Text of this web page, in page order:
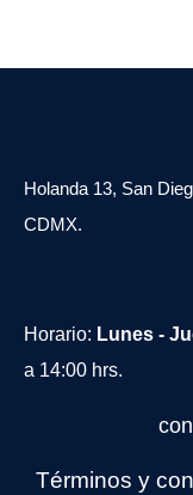
Holanda 13, San
CDMX.
Horario: Lunes -
a 14:00 hrs.
Términos y